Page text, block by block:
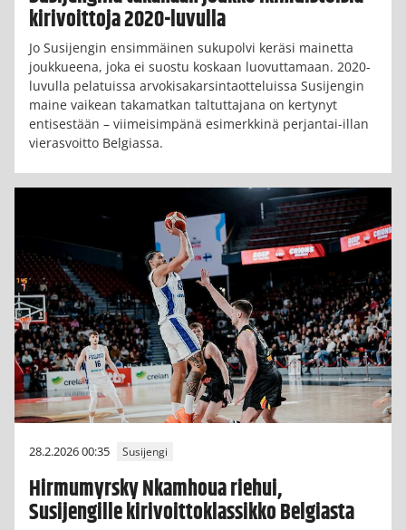
kirivoittoja 2020-luvulla
Jo Susijengin ensimmäinen sukupolvi keräsi mainetta
joukkueena, joka ei suostu koskaan luovuttamaan. 2020-
luvulla pelatuissa arvokisakarsintaotteluissa Susijengin
maine vaikean takamatkan taltuttajana on kertynyt
entisestään – viimeisimpänä esimerkkinä perjantai-illan
vierasvoitto Belgiassa.
28.2.2026 00:35 Susijengi
Hirmumyrsky Nkamhoua riehui,
Susijengille kirivoittoklassikko Belgiasta